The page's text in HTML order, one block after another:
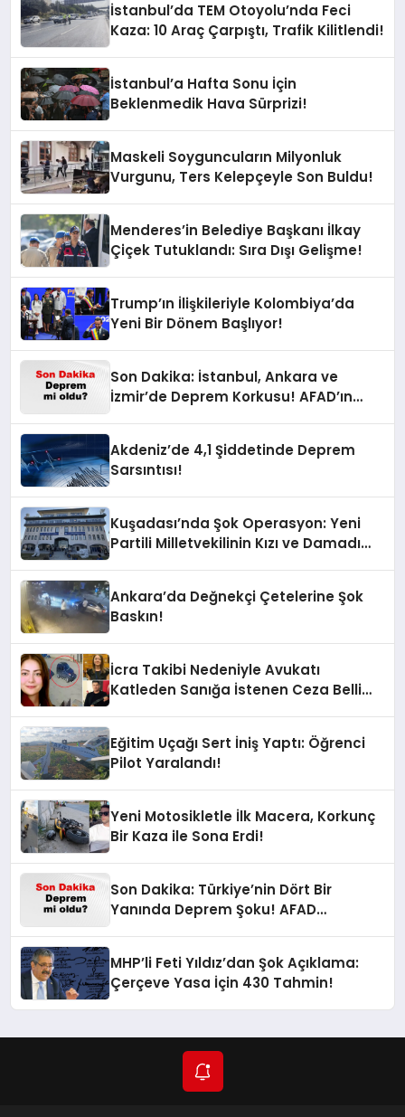
İstanbul’da TEM Otoyolu’nda Feci
Kaza: 10 Araç Çarpıştı, Trafik Kilitlendi!
İstanbul’a Hafta Sonu İçin
Beklenmedik Hava Sürprizi!
Maskeli Soyguncuların Milyonluk
Vurgunu, Ters Kelepçeyle Son Buldu!
Menderes’in Belediye Başkanı İlkay
Çiçek Tutuklandı: Sıra Dışı Gelişme!
Trump’ın İlişkileriyle Kolombiya’da
Yeni Bir Dönem Başlıyor!
Son Dakika: İstanbul, Ankara ve
İzmir’de Deprem Korkusu! AFAD’ın
Akdeniz’de 4,1 Şiddetinde Deprem
Sarsıntısı!
Kuşadası’nda Şok Operasyon: Yeni
Partili Milletvekilinin Kızı ve Damadı
Ankara’da Değnekçi Çetelerine Şok
Baskın!
İcra Takibi Nedeniyle Avukatı
Katleden Sanığa İstenen Ceza Belli
Eğitim Uçağı Sert İniş Yaptı: Öğrenci
Pilot Yaralandı!
Yeni Motosikletle İlk Macera, Korkunç
Bir Kaza ile Sona Erdi!
Son Dakika: Türkiye’nin Dört Bir
Yanında Deprem Şoku! AFAD
MHP’li Feti Yıldız’dan Şok Açıklama:
Çerçeve Yasa İçin 430 Tahmin!